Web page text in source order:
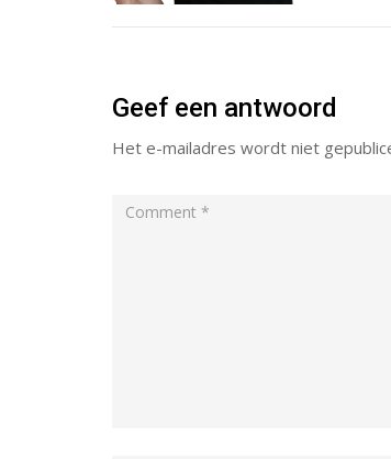
Geef een antwoord
Het e-mailadres wordt niet